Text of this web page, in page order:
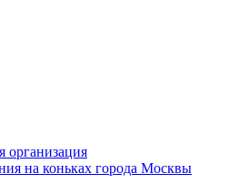
организация
на коньках города Москвы